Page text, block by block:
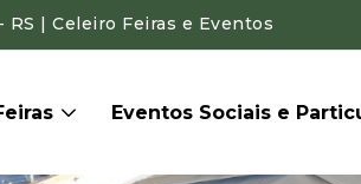
| Celeiro Feiras e Eventos
Eventos Sociais e